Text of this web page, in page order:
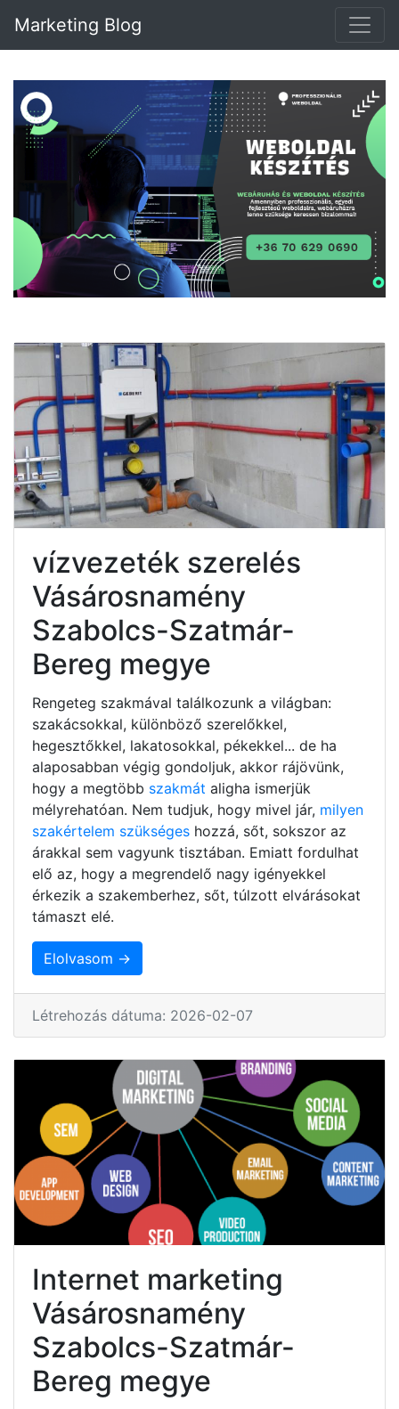
Marketing Blog
vízvezeték szerelés
Vásárosnamény
Szabolcs-Szatmár-
Bereg megye
Rengeteg szakmával találkozunk a világban:
szakácsokkal, különböző szerelőkkel,
hegesztőkkel, lakatosokkal, pékekkel... de ha
alaposabban végig gondoljuk, akkor rájövünk,
hogy a megtöbb szakmát aligha ismerjük
mélyrehatóan. Nem tudjuk, hogy mivel jár, milyen
szakértelem szükséges hozzá, sőt, sokszor az
árakkal sem vagyunk tisztában. Emiatt fordulhat
elő az, hogy a megrendelő nagy igényekkel
érkezik a szakemberhez, sőt, túlzott elvárásokat
támaszt elé.
Elolvasom →
Létrehozás dátuma: 2026-02-07
Internet marketing
Vásárosnamény
Szabolcs-Szatmár-
Bereg megye